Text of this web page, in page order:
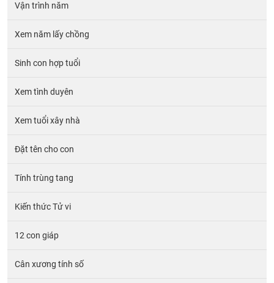
Vận trình năm
Xem năm lấy chồng
Sinh con hợp tuổi
Xem tình duyên
Xem tuổi xây nhà
Đặt tên cho con
Tính trùng tang
Kiến thức Tử vi
12 con giáp
Cân xương tính số